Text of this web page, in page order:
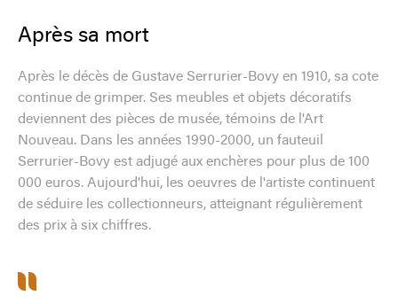
Après sa mort
Après le décès de Gustave Serrurier-Bovy en 1910, sa cote
continue de grimper. Ses meubles et objets décoratifs
deviennent des pièces de musée, témoins de l'Art
Nouveau. Dans les années 1990-2000, un fauteuil
Serrurier-Bovy est adjugé aux enchères pour plus de 100
000 euros. Aujourd'hui, les oeuvres de l'artiste continuent
de séduire les collectionneurs, atteignant régulièrement
des prix à six chiffres.